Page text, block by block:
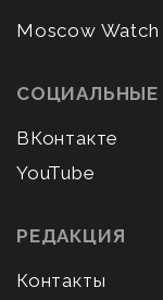
Moscow Watch
СОЦИАЛЬНЫЕ
ВКонтакте
YouTube
РЕДАКЦИЯ
Контакты